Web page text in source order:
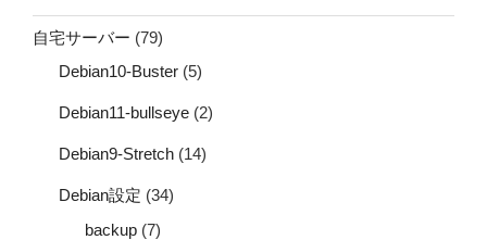
自宅サーバー (79)
Debian10-Buster (5)
Debian11-bullseye (2)
Debian9-Stretch (14)
Debian設定 (34)
backup (7)